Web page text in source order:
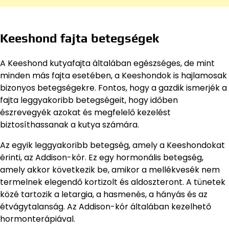
Keeshond fajta betegségek
A Keeshond kutyafajta általában egészséges, de mint
minden más fajta esetében, a Keeshondok is hajlamosak
bizonyos betegségekre. Fontos, hogy a gazdik ismerjék a
fajta leggyakoribb betegségeit, hogy időben
észrevegyék azokat és megfelelő kezelést
biztosíthassanak a kutya számára.
Az egyik leggyakoribb betegség, amely a Keeshondokat
érinti, az Addison-kór. Ez egy hormonális betegség,
amely akkor következik be, amikor a mellékvesék nem
termelnek elegendő kortizolt és aldoszteront. A tünetek
közé tartozik a letargia, a hasmenés, a hányás és az
étvágytalanság. Az Addison-kór általában kezelhető
hormonterápiával.